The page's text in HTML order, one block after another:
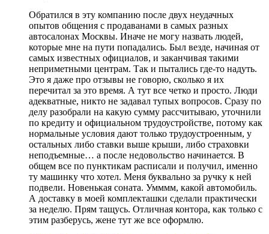
Обратился в эту компанию после двух неудачных
опытов общения с продаванами в самых разных
автосалонах Москвы. Иначе не могу назвать людей,
которые мне на пути попадались. Был везде, начиная от
самых известных официалов, и заканчивая такими
неприметными центрам. Так и пытались где-то надуть.
Это я даже про отзывы не говорю, сколько я их
перечитал за это время. А тут все четко и просто. Люди
адекватные, никто не задавал тупых вопросов. Сразу по
делу разобрали на какую сумму рассчитываю, уточнили
по кредиту и официальном трудоустройстве, потому как
нормальные условия дают только трудоустроенным, у
остальных либо ставки выше крыши, либо страховки
неподъемные… а после недовольство начинается. В
общем все по пунктикам расписали и получил, именно
ту машинку что хотел. Меня буквально за ручку к ней
подвели. Новенькая соната. Умммм, какой автомобиль.
А доставку в моей комплекташки сделали практически
за неделю. Прям тащусь. Отличная контора, как только с
этим разберусь, жене тут же все оформлю.